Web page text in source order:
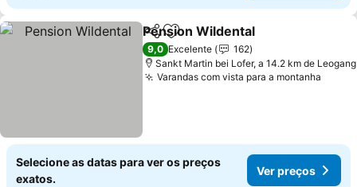
PartilharAdicionar aos favoritos
Pension Wildental
9,0 Excelente
162
Sankt Martin bei Lofer, a 14.2 km de Leogang
Varandas com vista para a montanha
Selecione as datas para ver os preços
exatos.
Ver preços